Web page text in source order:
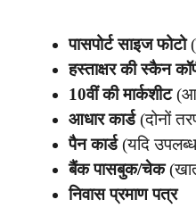
पासपोर्ट साइज फोटो
हस्ताक्षर की स्कैन
10वीं की मार्कशीट
आधार कार्ड(दोनों
पैन कार्ड(यदि
बैंक पासबुक/चेक
निवास प्रमाण पत्र